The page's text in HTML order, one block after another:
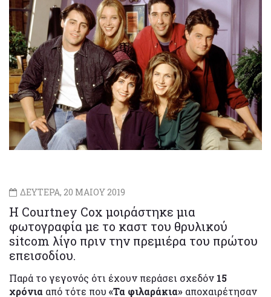
ΔΕΥΤΕΡΑ, 20 ΜΑΙΟΥ 2019
Η Courtney Cox μοιράστηκε μια
φωτογραφία με το καστ του θρυλικού
sitcom λίγο πριν την πρεμιέρα του πρώτου
επεισοδίου.
Παρά το γεγονός ότι έχουν περάσει σχεδόν 15
χρόνια από τότε που «Τα φιλαράκια» αποχαιρέτησαν